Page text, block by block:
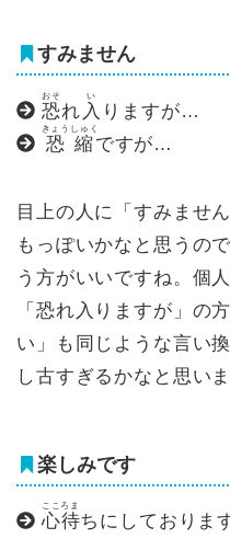
すみません
恐
おそ
れ 入
い
りますが…
恐縮
きょうしゅく
ですが…
目上の人に「すみませ
もっぽいかなと思うの
う方がいいですね。個
「恐れ入りますが」の
い」も同じような言い
し古すぎるかなと思いま
楽しみです
心待
こころま
ちにしておりま